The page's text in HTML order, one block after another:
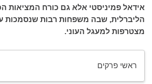
אידאל פמיניסטי אלא גם כורח המציאות
הליברלית, שבה משפחות רבות שנסמכות
מצטרפות למעגל העוני.
ראשי פרקים